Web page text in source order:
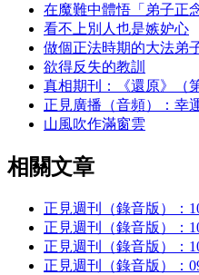
在魔難中體悟「弟子正
看不上別人也是嫉妒心
做個正法時期的大法弟
欲得反失的教訓
真相期刊：《還原》（
正見廣播（音頻）：幸
山風吹作滿窗雲
相關文章
正見週刊（錄音版）：
正見週刊（錄音版）：
正見週刊（錄音版）：
正見週刊（錄音版）：